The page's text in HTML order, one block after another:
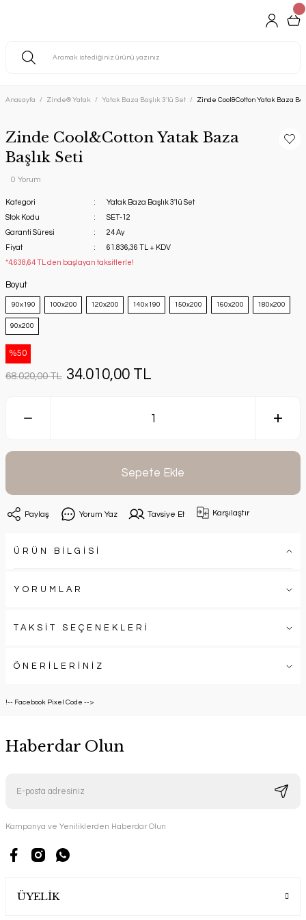
Anasayfa Zinde® Yatak Yatak Baza Başlık 3'lü Set Zinde Cool&Cotton Yatak Baza
Zinde Cool&Cotton Yatak Baza
Başlık Seti
0 Yorum
Kategori
Yatak Baza Başlık 3'lü Set
Stok Kodu
SET-12
Garanti Süresi
24 Ay
Fiyat
61.836,36 TL + KDV
*4.638,64 TL den başlayan taksitlerle!
Boyut
‎ ‏‎90x190 100x200 120x200 140x190 150x200 160x200 180x200
‏90x200
%50
68.020,00 TL 34.010,00 TL
Sepete Ekle
Paylaş Yorum Yaz Tavsiye Et Karşılaştır
ÜRÜN BİLGİSİ
YORUMLAR
TAKSİT SEÇENEKLERİ
ÖNERİLERİNİZ
!-- Facebook Pixel Code -->
Haberdar Olun
Kampanya ve Yeniliklerden Haberdar Olun
ÜYELİK